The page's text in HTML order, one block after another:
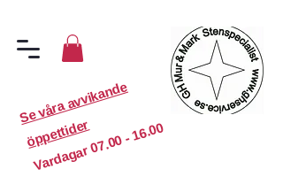
S
e
v
år
a
a
v
vi
k
a
n
d
e
ö
p
p
etti
d
er
Vardagar
07.00 - 16.00